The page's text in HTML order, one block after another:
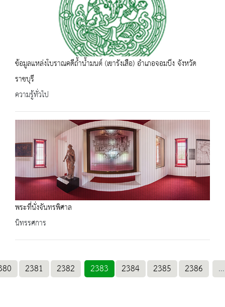
ข้อมูลแหล่งโบราณคดีถ้ำน้ำมนต์ (เขารังเสือ) อำเภอจอมบึง จังหวัด
ราชบุรี
ความรู้ทั่วไป
พระที่นั่งจันทรพิศาล
นิทรรศการ
2381 2382 2383 2384 2385 2386 ...